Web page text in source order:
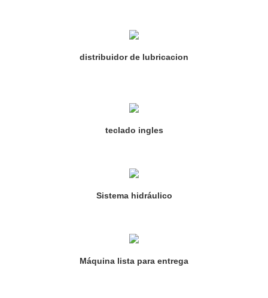
distribuidor de lubricacion
teclado ingles
Sistema hidráulico
Máquina lista para entrega